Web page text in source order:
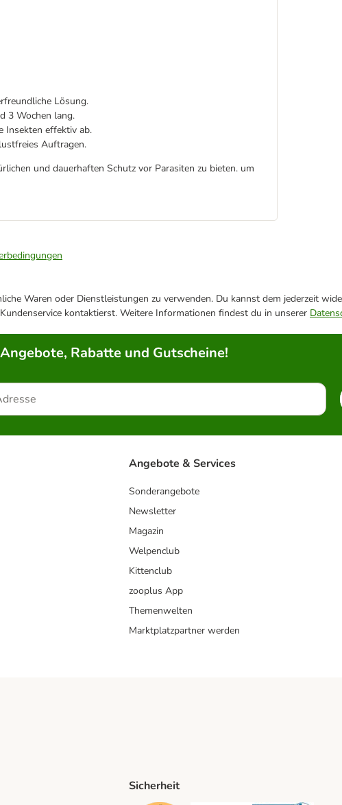
Lösung.
3 Wochen lang.
Insekten effektiv ab.
Auftragen.
und dauerhaften Schutz vor Parasiten zu bieten. um
Waren oder Dienstleistungen zu verwenden. Du kannst dem jederzeit
kontaktierst. Weitere Informationen findest du in unserer
Rabatte und Gutscheine!
Angebote & Services
Sonderangebote
Newsletter
Magazin
Welpenclub
Kittenclub
zooplus App
Themenwelten
Marktplatzpartner werden
Sicherheit